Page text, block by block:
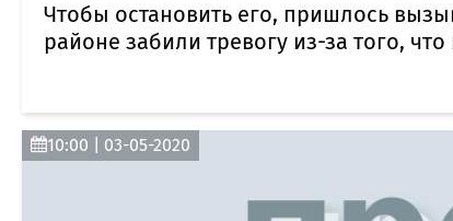
Чтобы остановить его, пришлось
районе забили тревогу из-за того,
10:00 | 03-05-2020